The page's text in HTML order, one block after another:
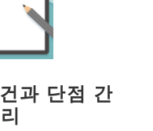
과 단점 간